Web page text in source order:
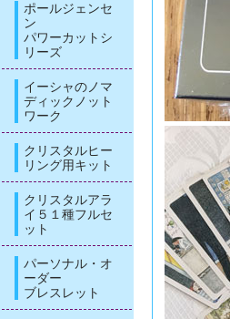
ポールジェンセ
ン
パワーカットシ
リーズ
イーシャのノマ
ディックノット
ワーク
クリスタルヒー
リング用キット
クリスタルアラ
イ５１種フルセ
ット
パーソナル・オ
ーダー
ブレスレット